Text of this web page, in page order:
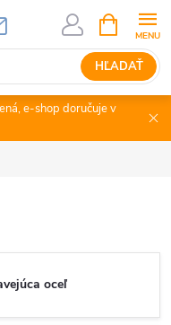
HĽADAŤ
KOŠÍK
e-shop doručuje v
oceľ